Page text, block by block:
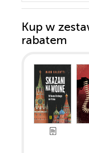
Kup w
rabatem